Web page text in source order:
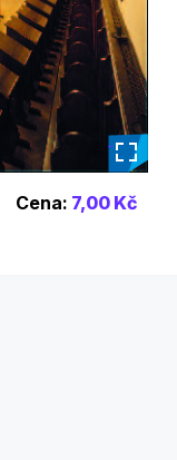
Cena: 7,00 Kč